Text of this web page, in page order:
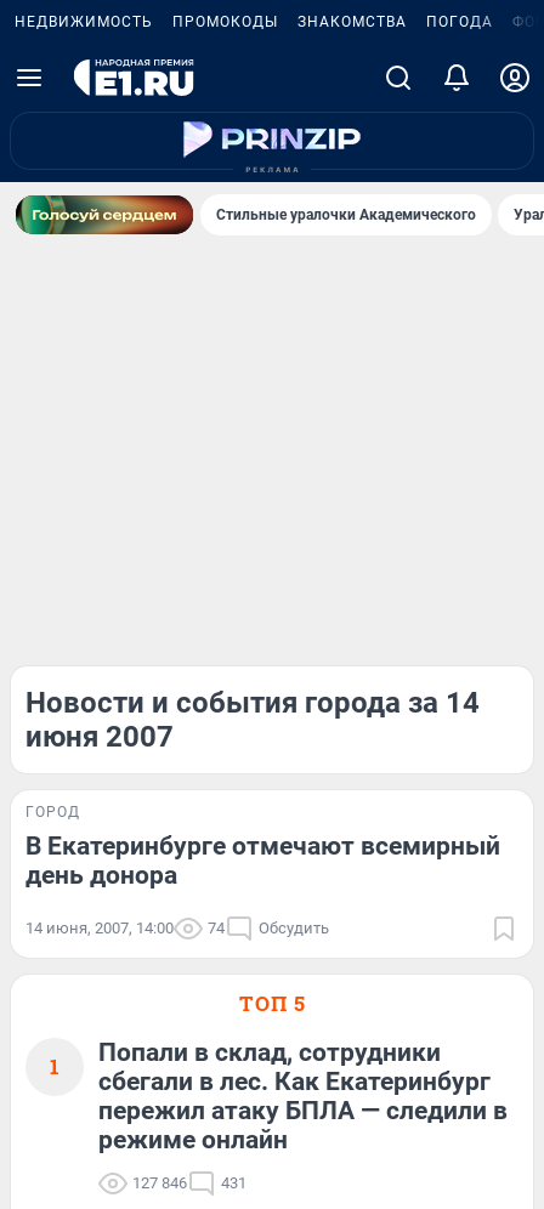
НЕДВИЖИМОСТЬ ПРОМОКОДЫ ЗНАКОМСТВА ПОГОДА
Стильные уралочки Академического
Новости и события города за 14
июня 2007
ГОРОД
В Екатеринбурге отмечают всемирный
день донора
14 июня, 2007, 14:00 74 Обсудить
ТОП 5
1
Попали в склад, сотрудники
сбегали в лес. Как Екатеринбург
пережил атаку БПЛА — следили в
режиме онлайн
127 846 431